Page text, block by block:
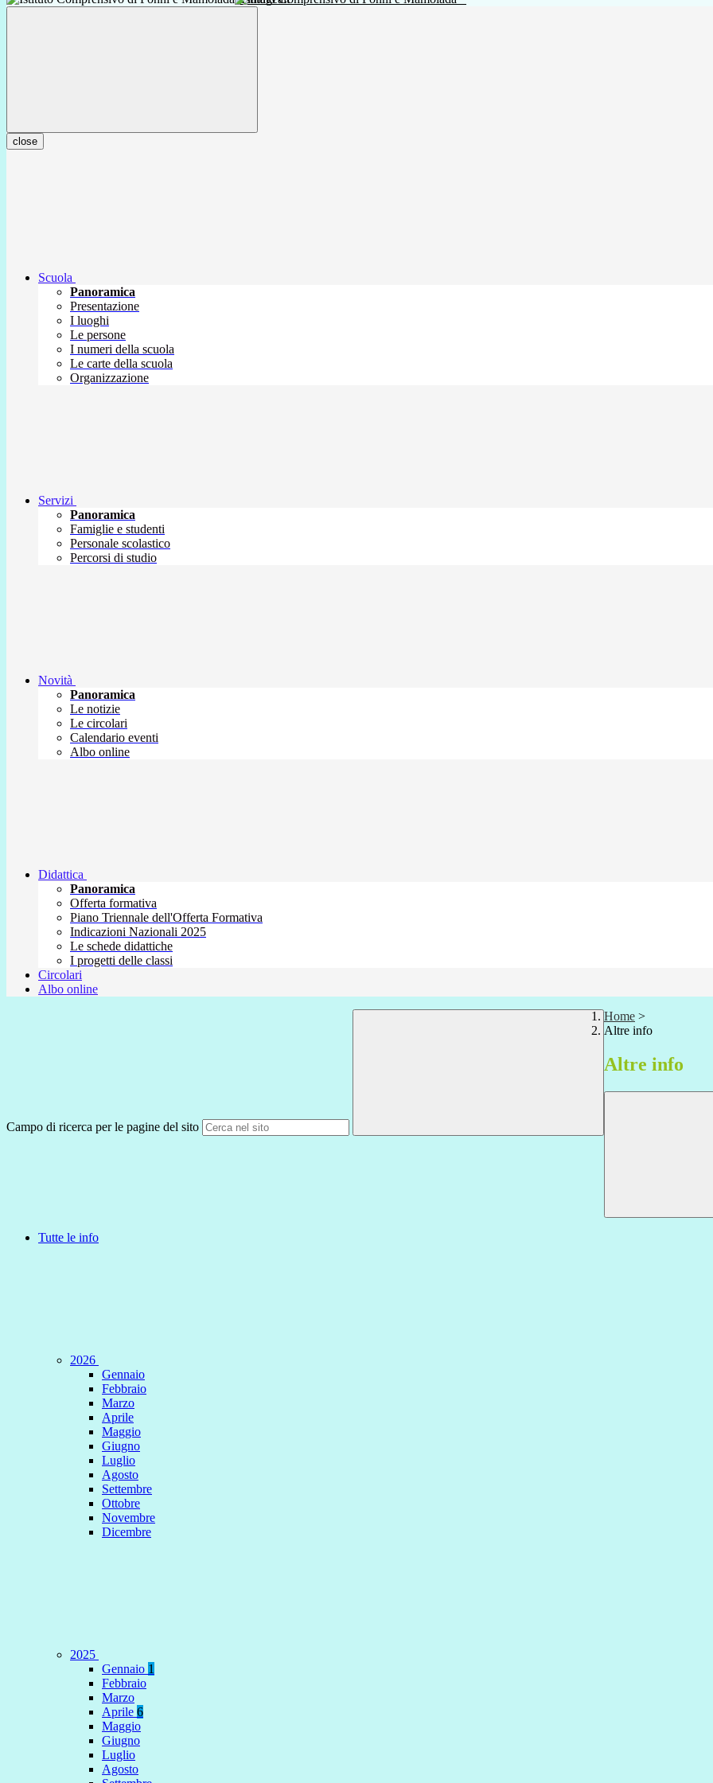
close
Scuola
Panoramica
Presentazione
I luoghi
Le persone
I numeri della scuola
Le carte della scuola
Organizzazione
Servizi
Panoramica
Famiglie e studenti
Personale scolastico
Percorsi di studio
Novità
Panoramica
Le notizie
Le circolari
Calendario eventi
Albo online
Didattica
Panoramica
Offerta formativa
Piano Triennale dell'Offerta Formativa
Indicazioni Nazionali 2025
Le schede didattiche
I progetti delle classi
Circolari
Albo online
Campo di ricerca per le pagine del sito
Home >
Altre info
Altre info
Tutte le info
2026
Gennaio
Febbraio
Marzo
Aprile
Maggio
Giugno
Luglio
Agosto
Settembre
Ottobre
Novembre
Dicembre
2025
Gennaio 1
Febbraio
Marzo
Aprile 6
Maggio
Giugno
Luglio
Agosto